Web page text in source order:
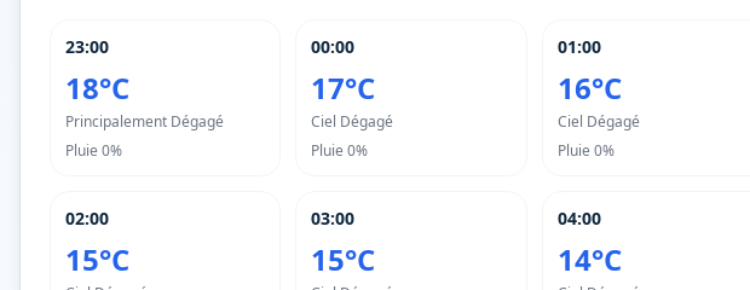
23:00
18°C
Principalement Dégagé
Pluie 0%
00:00
17°C
Ciel Dégagé
Pluie0%
01:00
16°C
Ciel Dégagé
Pluie 0%
02:00
15°C
03:00
15°C
04:00
14°C